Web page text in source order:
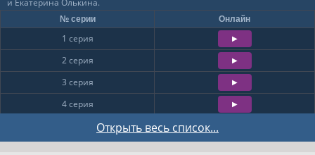
и Екатерина Олькина.
Открыть весь список...
№ серии Онлайн
1 серия
2 серия
3 серия
4 серия